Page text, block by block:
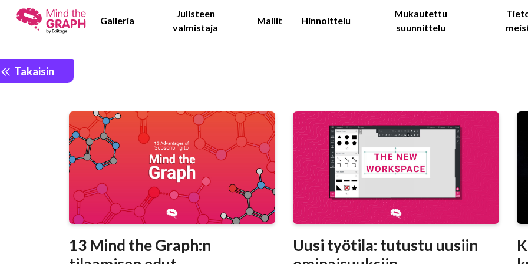
Galleria
Julisteen
valmistaja
Mallit Hinnoittelu
Mukautettu
suunnittelu
Takaisin
13 Mind the Graph:n
Uusi työtila: tutustu uusiin